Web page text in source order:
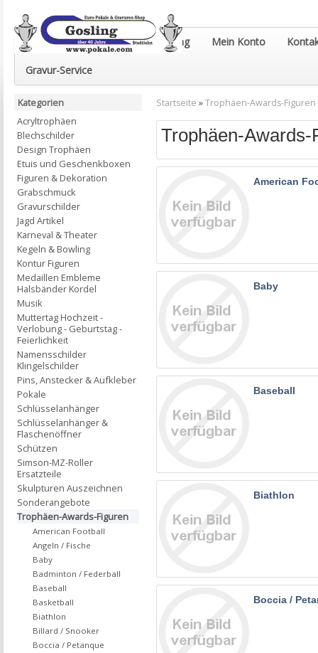
Euro-Pokale & Gravur-Shop Gosling Mein Konto
Gravur-Service
Startseite »Trophäen-Awards-Figuren
Trophäen-Awards-
American
Baby
Baseball
Biathlon
Boccia /
Kategorien
Acryltrophäen
Blechschilder
Design Trophäen
Etuis und Geschenkboxen
Figuren & Dekoration
Grabschmuck
Gravurschilder
Jagd Artikel
Karneval & Theater
Kegeln & Bowling
Kontur Figuren
Medaillen Embleme
Halsbänder Kordel
Musik
Muttertag Hochzeit -
Verlobung - Geburtstag -
Feierlichkeit
Namensschilder
Klingelschilder
Pins, Anstecker & Aufkleber
Pokale
Schlüsselanhänger
Schlüsselanhänger &
Flaschenöffner
Schützen
Simson-MZ-Roller
Ersatzteile
Skulpturen Auszeichnen
Sonderangebote
Trophäen-Awards-Figuren
American Football
Angeln / Fische
Baby
Badminton / Federball
Baseball
Basketball
Biathlon
Billard / Snooker
Boccia / Petanque